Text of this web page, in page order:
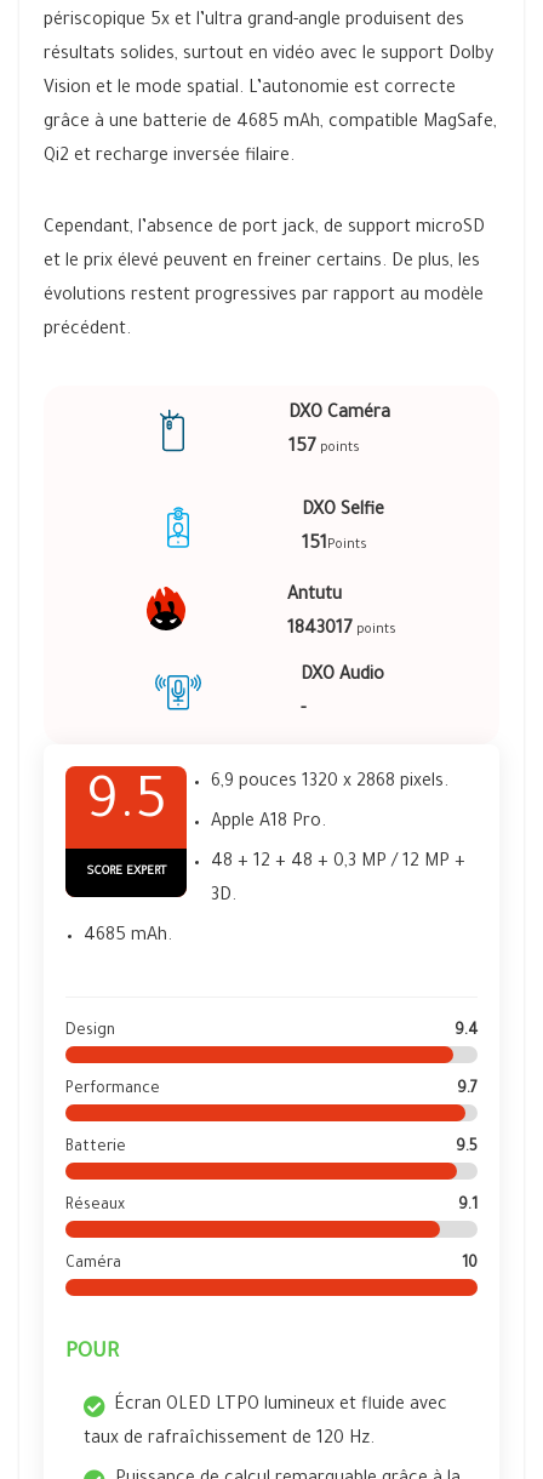
périscopique 5x et l’ultra grand-angle produisent des
résultats solides, surtout en vidéo avec le support Dolby
Vision et le mode spatial. L’autonomie est correcte
grâce à une batterie de 4685 mAh, compatible MagSafe,
Qi2 et recharge inversée filaire.
Cependant, l’absence de port jack, de support microSD
et le prix élevé peuvent en freiner certains. De plus, les
évolutions restent progressives par rapport au modèle
précédent.
DXO Caméra
157 points
DXO Selfie
151Points
Antutu
1843017 points
DXO Audio
-
9.5
SCORE EXPERT
6,9 pouces 1320 x 2868 pixels.
Apple A18 Pro.
48 + 12 + 48 + 0,3 MP / 12 MP +
3D.
4685 mAh.
Design 9.4
Performance 9.7
Batterie 9.5
Réseaux 9.1
Caméra 10
POUR
Écran OLED LTPO lumineux et fluide avec
taux de rafraîchissement de 120 Hz.